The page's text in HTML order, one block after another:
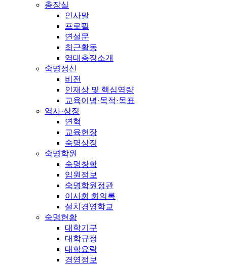
총장실
인사말
프로필
연설문
최근활동
역대총장소개
숙명정신
비전
인재상 및 핵심역량
교육이념·목적·목표
역사·상징
연혁
교육헌장
숙명상징
숙명학원
숙명창학
임원정보
숙명학원정관
이사회 회의록
설치경영학교
숙명현황
대학기구
대학규정
대학요람
경영정보